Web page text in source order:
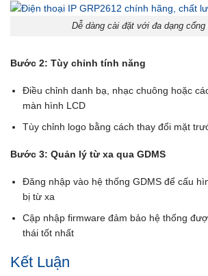
Dễ dàng cài đặt với đa dạng cổng
Bước 2: Tùy chỉnh tính năng
Điều chỉnh danh bạ, nhạc chuông hoặc
màn hình LCD
Tùy chỉnh logo bằng cách thay đổi mặt
Bước 3: Quản lý từ xa qua GDMS
Đăng nhập vào hệ thống GDMS để cấu
bị từ xa
Cập nhập firmware đảm bảo hệ thống
thái tốt nhất
Kết Luận